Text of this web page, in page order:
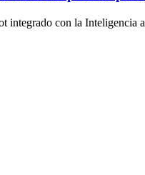
integrado con la Inteligencia